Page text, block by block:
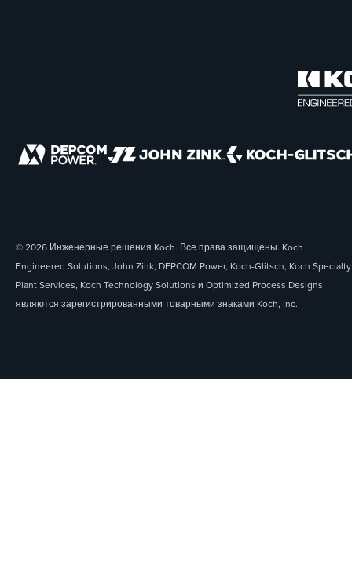
© 2026 Инженерные решения Koch. Все права защищены. Koch
Engineered Solutions, John Zink, DEPCOM Power, Koch-Glitsch, Koch Specialty
Plant Services, Koch Technology Solutions и Optimized Process Designs
являются зарегистрированными товарными знаками Koch, Inc.